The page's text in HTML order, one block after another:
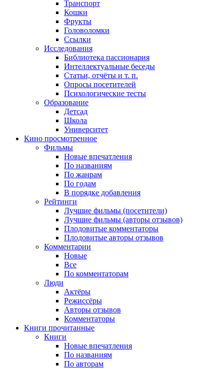
Транспорт
Кошки
Фрукты
Головоломки
Ссылки
Исследования
Библиотека пассионария
Интеллектуальные беседы
Статьи, отчёты и т. п.
Опросы посетителей
Психологические тесты
Образование
Детсад
Школа
Университет
Кино просмотренное
Фильмы
Новые впечатления
По названиям
По жанрам
По годам
В порядке добавления
Рейтинги
Лучшие фильмы (посетители)
Лучшие фильмы (авторы отзывов)
Плодовитые комментаторы
Плодовитые авторы отзывов
Комментарии
Новые
Все
По комментаторам
Люди
Актёры
Режиссёры
Авторы отзывов
Комментаторы
Книги прочитанные
Книги
Новые впечатления
По названиям
По авторам